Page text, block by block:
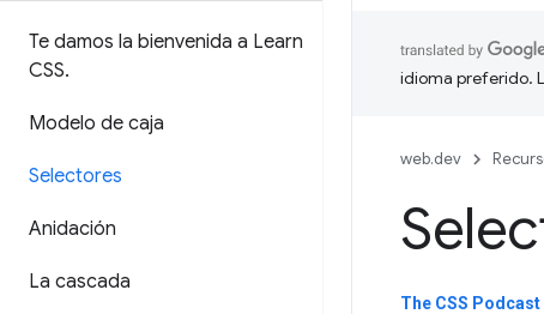
Te damos la bienvenida a Learn
CSS.
Modelo de caja
Selectores
Anidación
La cascada
idioma preferido.
web.dev
The CSS